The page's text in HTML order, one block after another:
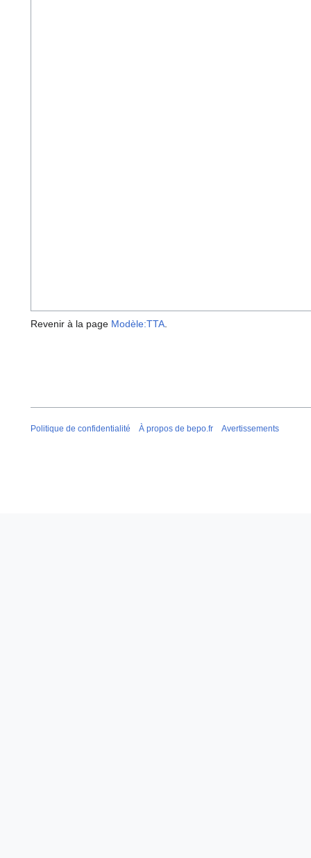
Revenir à la page Modèle:TTA
Politique de confidentialité À propos de bepo.fr Avertissements